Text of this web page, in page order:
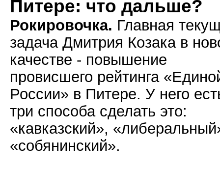
Питере: что дальше?
Рокировочка. Главная
задача Дмитрия Козака в
качестве - повышение
провисшего рейтинга
России» в Питере. У него
три способа сделать это:
«кавказский»,
«собянинский».